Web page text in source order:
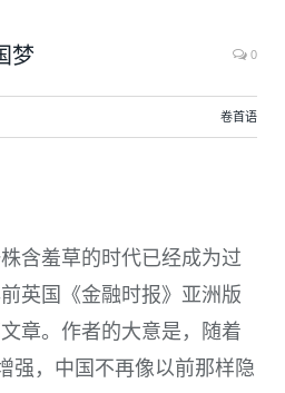
梦 0
卷首语
含羞草的时代已经成为过
英国《金融时报》亚洲版
章。作者的大意是，随着
强，中国不再像以前那样隐